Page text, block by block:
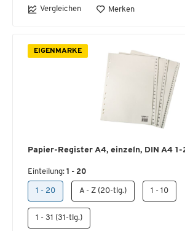
Vergleichen Merken
EIGENMARKE
Papier-Register A4, einzeln, DIN A4
Einteilung: 1 - 20
1 - 20 A - Z (20-tlg.) 1 - 10
1 - 31 (31-tlg.)